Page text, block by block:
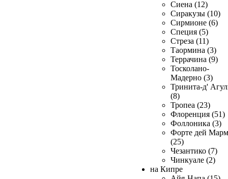
Сиена (12)
Сиракузы (10)
Сирмионе (6)
Специя (5)
Стреза (11)
Таормина (3)
Террачина (9)
Тосколано-
Мадерно (3)
Тринита-д'
(8)
Тропеа (23)
Флоренция (51)
Фоллоника (3)
Форте дей
(25)
Чезантико (7)
Чинкуале (2)
на Кипре